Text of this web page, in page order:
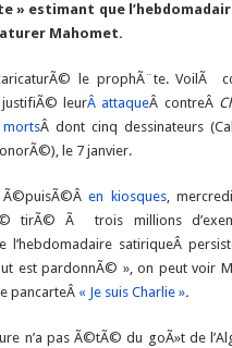
» estimant que
Mahomet.
le prophÃ¨te. VoilÃ
justifiÃ© leurÂ attaqueÂ contreÂ
Â dont cinq dessinateurs
le 7 janvier.
Ã©puisÃ©Âen kiosques,
tirÃ© Ã trois millions
l’hebdomadaire satiriqueÂ
est pardonnÃ© », on peut voir
pancarteÂ « Je suis Charlie ».
n’a pas Ã©tÃ© du goÃ»t de